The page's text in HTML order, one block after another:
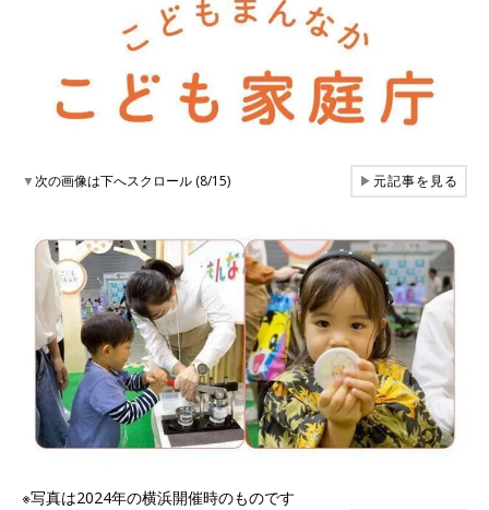
▼次の画像は下へスクロール (8/15) ▶元記事を見る
※写真は2024年の横浜開催時のものです